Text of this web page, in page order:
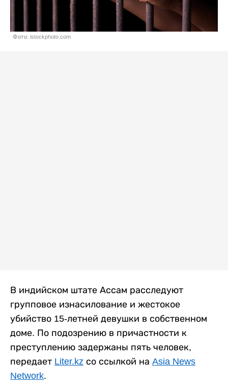
Фото: istockphoto.com
В индийском штате Ассам расследуют
групповое изнасилование и жестокое
убийство 15-летней девушки в собственном
доме. По подозрению в причастности к
преступлению задержаны пять человек,
передает Liter.kz со ссылкой на Asia News
Network.